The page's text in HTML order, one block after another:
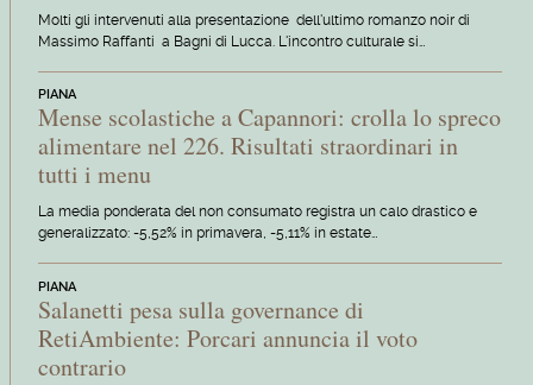
Molti gli intervenuti alla presentazione dell'ultimo romanzo noir di
Massimo Raffanti a Bagni di Lucca. L'incontro culturale si…
PIANA
Mense scolastiche a Capannori: crolla lo spreco
alimentare nel 226. Risultati straordinari in
tutti i menu
La media ponderata del non consumato registra un calo drastico e
generalizzato: -5,52% in primavera, -5,11% in estate…
PIANA
Salanetti pesa sulla governance di
RetiAmbiente: Porcari annuncia il voto
contrario